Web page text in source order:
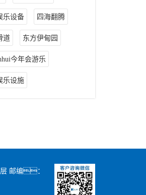
乐设备 四海翻腾
道 东方伊甸园
今年会游乐
乐设施
邮编：